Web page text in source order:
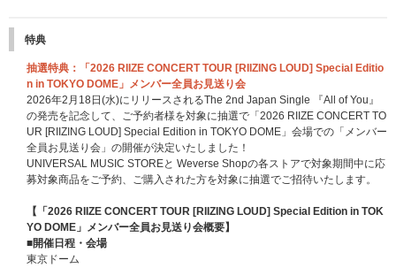
特典
抽選特典：「2026 RIIZE CONCERT TOUR [RIIZING LOUD] Special Editio
n in TOKYO DOME」メンバー全員お見送り会
2026年2月18日(水)にリリースされるThe 2nd Japan Single 『All of You』
の発売を記念して、ご予約者様を対象に抽選で「2026 RIIZE CONCERT TO
UR [RIIZING LOUD] Special Edition in TOKYO DOME」会場での「メンバー
全員お見送り会」の開催が決定いたしました！
UNIVERSAL MUSIC STOREと Weverse Shopの各ストアで対象期間中に応
募対象商品をご予約、ご購入された方を対象に抽選でご招待いたします。
【「2026 RIIZE CONCERT TOUR [RIIZING LOUD] Special Edition in TOK
YO DOME」メンバー全員お見送り会概要】
■開催日程・会場
東京ドーム